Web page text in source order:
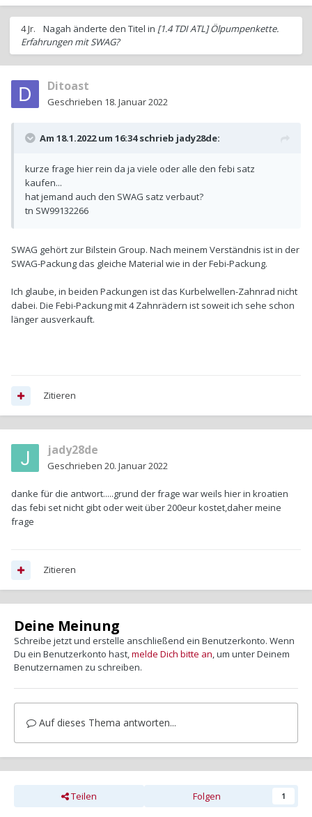
4 Jr. Nagah änderte den Titel in [1.4 TDI ATL] Ölpumpenkette.
Erfahrungen mit SWAG?
Ditoast
Geschrieben 18. Januar 2022
Am 18.1.2022 um 16:34 schrieb jady28de:
kurze frage hier rein da ja viele oder alle den febi satz
kaufen...
hat jemand auch den SWAG satz verbaut?
tn SW99132266
SWAG gehört zur Bilstein Group. Nach meinem Verständnis ist in der
SWAG-Packung das gleiche Material wie in der Febi-Packung.
Ich glaube, in beiden Packungen ist das Kurbelwellen-Zahnrad nicht
dabei. Die Febi-Packung mit 4 Zahnrädern ist soweit ich sehe schon
länger ausverkauft.
Zitieren
jady28de
Geschrieben 20. Januar 2022
danke für die antwort.....grund der frage war weils hier in kroatien
das febi set nicht gibt oder weit über 200eur kostet,daher meine
frage
Zitieren
Deine Meinung
Schreibe jetzt und erstelle anschließend ein Benutzerkonto. Wenn
Du ein Benutzerkonto hast,melde Dich bitte an, um unter Deinem
Benutzernamen zu schreiben.
Auf dieses Thema antworten...
Teilen Folgen 1